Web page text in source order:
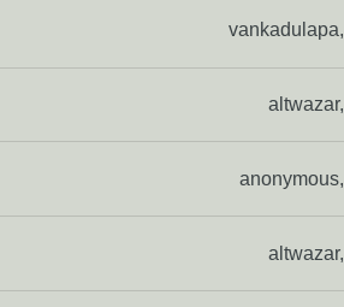
vankadulapa,
altwazar,
anonymous,
altwazar,